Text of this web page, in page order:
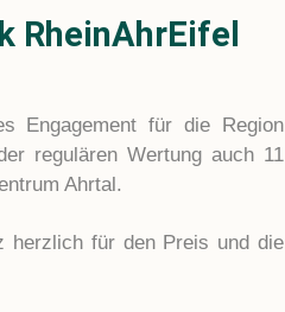
RheinAhrEifel
Engagement für die Region
regulären Wertung auch 11
Ahrtal.
herzlich für den Preis und die